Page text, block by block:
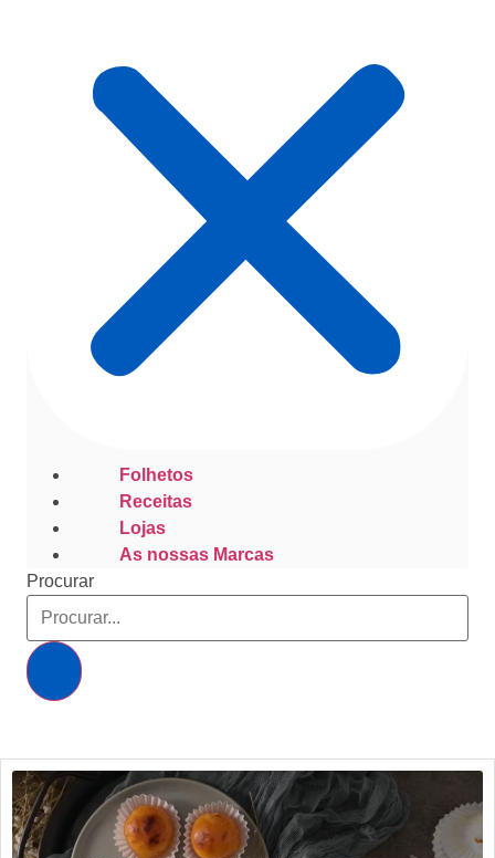
Folhetos
Receitas
Lojas
As nossas Marcas
Procurar